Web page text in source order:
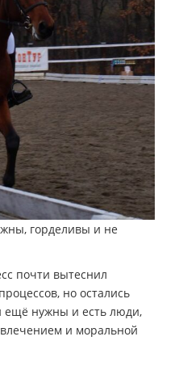
горделивы и не
почти вытеснил
но остались
ещё нужны и есть люди,
и моральной